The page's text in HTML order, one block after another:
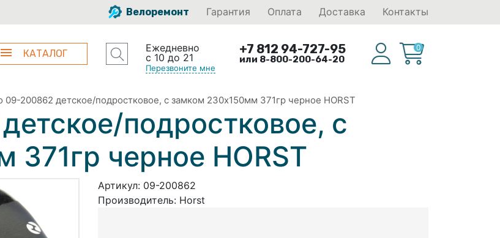
Велоремонт Гарантия Оплата Доставка Контакты
КАТАЛОГ
Ежедневно
с 10 до 21
Перезвоните мне
+7 812 94-727-95
или 8-800-200-64-20
0
09-200862 детское/подростковое, с замком 230х150мм 371гр черное HORST
подростковое, с
черное HORST
Артикул: 09-200862
Производитель: Horst